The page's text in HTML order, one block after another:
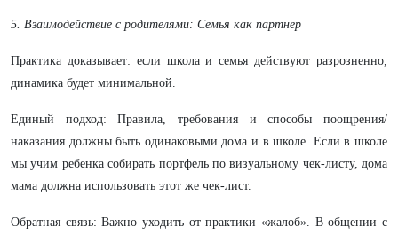
5. Взаимодействие с родителями: Семья как партнер
​Практика доказывает: если школа и семья действуют разрозненно,
динамика будет минимальной.
​Единый подход: Правила, требования и способы поощрения/
наказания должны быть одинаковыми дома и в школе. Если в школе
мы учим ребенка собирать портфель по визуальному чек-листу, дома
мама должна использовать этот же чек-лист.
​Обратная связь: Важно уходить от практики «жалоб». В общении с